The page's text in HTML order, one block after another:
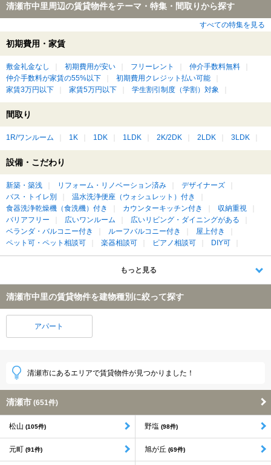
清瀬市中里周辺の賃貸物件をテーマ・特集・間取りから探す
すべての特集を見る
初期費用・家賃
敷金礼金なし 初期費用が安い フリーレント
仲介手数料無料
仲介手数料が家賃の55%以下
初期費用クレジット払い可能
家賃3万円以下
家賃5万円以下 学生割引制度（学割）対象
間取り
1R/ワンルーム 1K 1DK 1LDK 2K/2DK 2LDK 3LDK
設備・こだわり
新築・築浅 リフォーム・リノベーション済み
デザイナーズ
バス・トイレ別
温水洗浄便座（ウォシュレット）付き
食器洗浄乾燥機（食洗機）付き
カウンターキッチン付き
収納重視
バリアフリー
広いワンルーム
広いリビング・ダイニングがある
ベランダ・バルコニー付き
ルーフバルコニー付き
屋上付き
ペット可・ペット相談可
楽器相談可 ピアノ相談可 DIY可
もっと見る
清瀬市中里の賃貸物件を建物種別に絞って探す
アパート
清瀬市にあるエリアで賃貸物件が見つかりました！
清瀬市 (651件)
松山 (105件) 野塩 (98件)
元町 (91件) 旭が丘 (69件)